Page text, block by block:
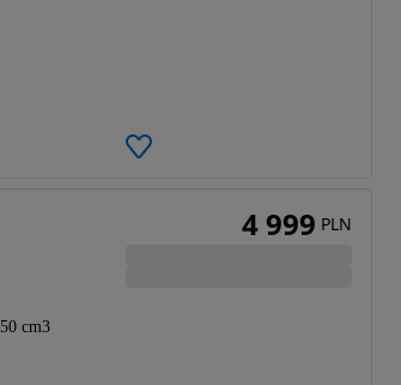
50 cm3
4 999 PLN